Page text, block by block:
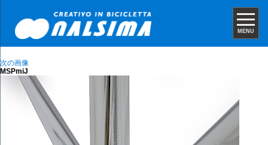
MENU
次の画像
MSPmiJ